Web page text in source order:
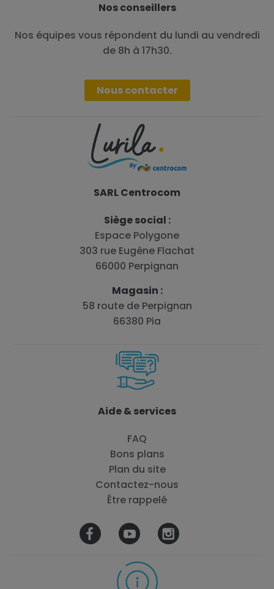
Nos conseillers
Nos équipes vous répondent du lundi au vendredi
de 8h à 17h30.
Nous contacter
SARL Centrocom
Siège social :
Espace Polygone
303 rue Eugène Flachat
66000 Perpignan
Magasin :
58 route de Perpignan
66380 Pia
Aide & services
FAQ
Bons plans
Plan du site
Contactez-nous
Être rappelé